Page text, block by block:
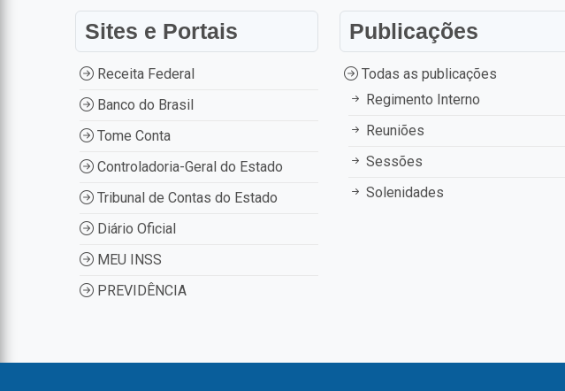
Sites e Portais
Receita Federal
Banco do Brasil
Tome Conta
Controladoria-Geral do Estado
Tribunal de Contas do Estado
Diário Oficial
MEU INSS
PREVIDÊNCIA
Publicações
Todas as publicações
Regimento Interno
Reuniões
Sessões
Solenidades